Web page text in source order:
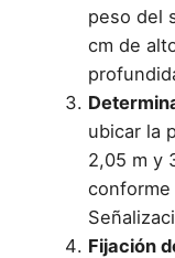
peso del
cm de
ubicar la
2,05 m y
conforme
Fijación